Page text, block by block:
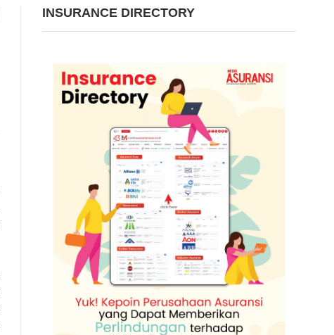
Wakil Menteri Perumahan dan Kawasan Permukiman Fahri
INSURANCE DIRECTORY